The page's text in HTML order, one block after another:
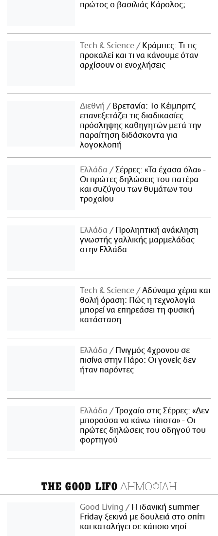
πρώτος ο βασιλιάς Κάρολος;
Τech & Science
Κράμπες: Τι τις
προκαλεί και τι να κάνουμε όταν
αρχίσουν οι ενοχλήσεις
Διεθνή
Βρετανία: Το Κέιμπριτζ
επανεξετάζει τις διαδικασίες
πρόσληψης καθηγητών μετά την
παραίτηση διδάσκοντα για
λογοκλοπή
Ελλάδα
Σέρρες: «Τα έχασα όλα» -
Οι πρώτες δηλώσεις του πατέρα
και συζύγου των θυμάτων του
τροχαίου
Ελλάδα
Προληπτική ανάκληση
γνωστής γαλλικής μαρμελάδας
στην Ελλάδα
Τech & Science
Αδύναμα χέρια και
θολή όραση: Πώς η τεχνολογία
μπορεί να επηρεάσει τη φυσική
κατάσταση
Ελλάδα
Πνιγμός 4χρονου σε
πισίνα στην Πάρο: Οι γονείς δεν
ήταν παρόντες
Ελλάδα
Τροχαίο στις Σέρρες: «Δεν
μπορούσα να κάνω τίποτα» - Οι
πρώτες δηλώσεις του οδηγού του
φορτηγού
THE GOOD LIFO ΔΗΜΟΦΙΛΗ
Good Living
Η ιδανική summer
Friday ξεκινά με δουλειά στο σπίτι
και καταλήγει σε κάποιο νησί